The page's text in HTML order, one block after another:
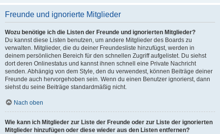
Freunde und ignorierte Mitglieder
Wozu benötige ich die Listen der Freunde und ignorierten Mitglieder?
Du kannst diese Listen benutzen, um andere Mitglieder des Boards zu
verwalten. Mitglieder, die du deiner Freundesliste hinzufügst, werden in
deinem persönlichen Bereich für den schnellen Zugriff aufgelistet. Du siehst
dort deren Onlinestatus und kannst ihnen schnell eine Private Nachricht
senden. Abhängig von dem Style, den du verwendest, können Beiträge deiner
Freunde auch hervorgehoben sein. Wenn du einen Benutzer ignorierst, dann
siehst du seine Beiträge standardmäßig nicht.
Nach oben
Wie kann ich Mitglieder zur Liste der Freunde oder zur Liste der ignorierten
Mitglieder hinzufügen oder diese wieder aus den Listen entfernen?